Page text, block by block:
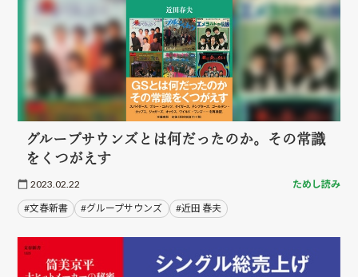
グループサウンズとは何だったのか。その常識
をくつがえす
2023.02.22 ためし読み
#文春新書 #グループサウンズ #近田 春夫